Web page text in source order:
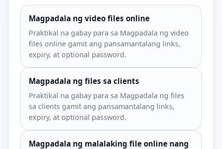
Magpadala ng video files online
Praktikal na gabay para sa Magpadala ng video
files online gamit ang pansamantalang links,
expiry, at optional password.
Magpadala ng files sa clients
Praktikal na gabay para sa Magpadala ng files
sa clients gamit ang pansamantalang links,
expiry, at optional password.
Magpadala ng malalaking file online nang